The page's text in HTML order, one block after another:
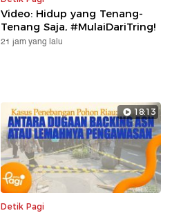
Video: Hidup yang Tenang-
Tenang Saja, #MulaiDariTring!
21 jam yang lalu
18:13
Detik Pagi